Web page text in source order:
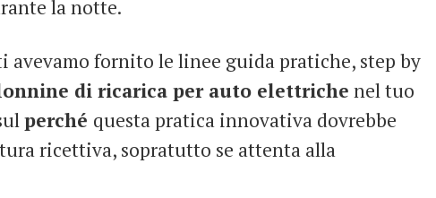
la notte.
avevamo fornito le linee guida pratiche, step by
di ricarica per auto elettriche nel tuo
perché questa pratica innovativa dovrebbe
ricettiva, sopratutto se attenta alla